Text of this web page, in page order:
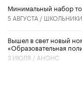
Минимальный набор
5 АВГУСТА / ШКОЛЬНИКИ
Вышел в свет новый
«Образовательная
3 ИЮЛЯ / АНОНС